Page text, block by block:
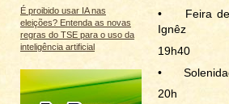
É proibido usar IA nas
eleições? Entenda as novas
regras do TSE para o uso da
inteligência artificial
•
Feira
Ignêz
19h40
•
20h